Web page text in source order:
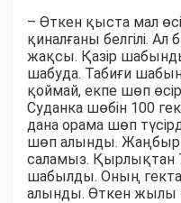
– Өткен қыста мал
қиналғаны белгілі.
жақсы. Қазір
шабуда. Табиғи
қоймай, екпе шөп
Суданка шөбін 100
дана орама шөп
шөп алынды. Жаңбыр
саламыз. Қырлықтан
шабылды. Оның
алынды. Өткен жылы